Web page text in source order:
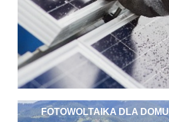
FOTOWOLTAIKA DLA DOMU